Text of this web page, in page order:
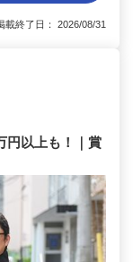
終了日： 2026/08/31
円以上も！｜賞